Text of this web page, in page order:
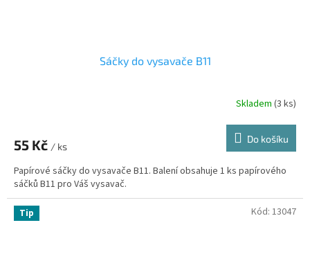
Sáčky do vysavače B11
Skladem (3 ks)
55 Kč / ks
Do košíku
Papírové sáčky do vysavače B11. Balení obsahuje 1 ks papírového
sáčků B11 pro Váš vysavač.
Tip Kód: 13047